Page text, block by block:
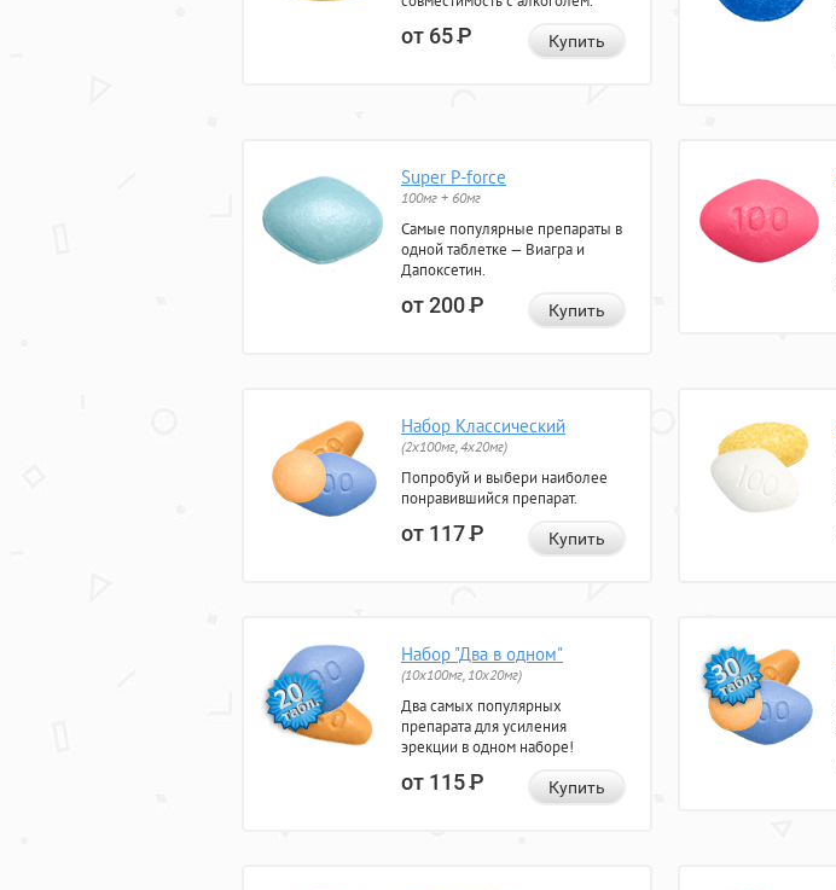
от 65Р Купить
Super P-force
100мг + 60мг
Самые популярные препараты в
одной таблетке — Виагра и
Дапоксетин.
от 200Р Купить
Набор Классический
(2x100мг, 4x20мг)
Попробуй и выбери наиболее
понравившийся препарат.
от 117Р Купить
Набор "Два в одном"
(10x100мг, 10x20мг)
Два самых популярных
препарата для усиления
эрекции в одном наборе!
от 115Р Купить